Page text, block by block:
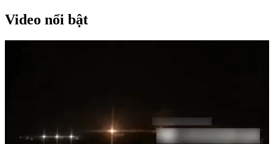
Video nổi bật